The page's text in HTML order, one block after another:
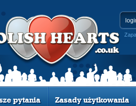
pytania Zasady użytkowania